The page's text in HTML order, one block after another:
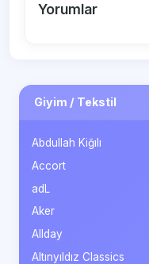
Yorumlar
Giyim / Tekstil
Abdullah Kiğılı
Accort
adL
Aker
Allday
Altınyıldız Classics